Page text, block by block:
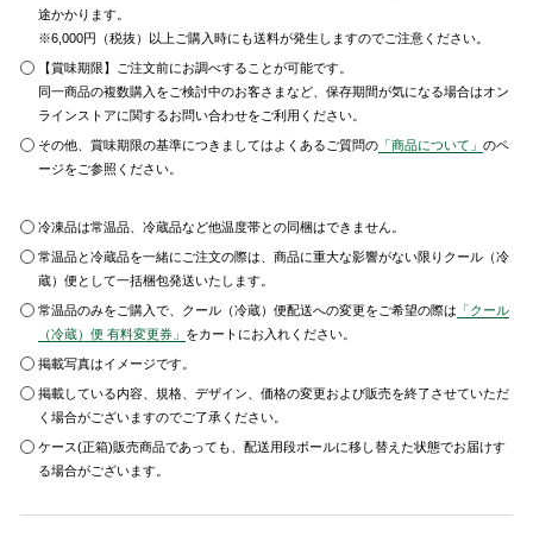
途かかります。
※6,000円（税抜）以上ご購入時にも送料が発生しますのでご注意ください。
【賞味期限】ご注文前にお調べすることが可能です。
同一商品の複数購入をご検討中のお客さまなど、保存期間が気になる場合はオン
ラインストアに関するお問い合わせをご利用ください。
その他、賞味期限の基準につきましてはよくあるご質問の 「商品について」のペ
ージをご参照ください。
冷凍品は常温品、冷蔵品など他温度帯との同梱はできません。
常温品と冷蔵品を一緒にご注文の際は、商品に重大な影響がない限りクール（冷
蔵）便として一括梱包発送いたします。
常温品のみをご購入で、クール（冷蔵）便配送への変更をご希望の際は 「クール
（冷蔵）便 有料変更券」 をカートにお入れください。
掲載写真はイメージです。
掲載している内容、規格、デザイン、価格の変更および販売を終了させていただ
く場合がございますのでご了承ください。
ケース(正箱)販売商品であっても、配送用段ボールに移し替えた状態でお届けす
る場合がございます。